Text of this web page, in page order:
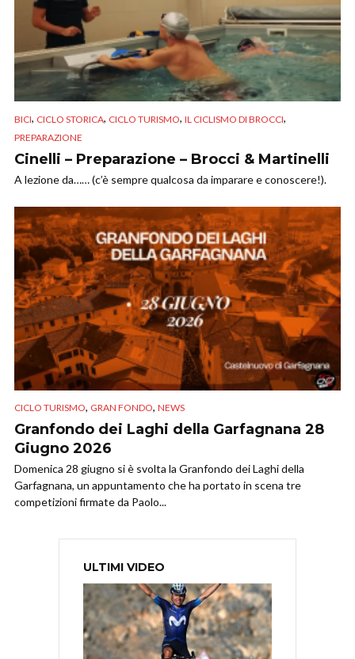
BICI, CICLO STORICA, CICLO TURISMO, IL CICLISMO DI BROCCI,
PREPARAZIONE
Cinelli – Preparazione – Brocci & Martinelli
A lezione da…… (c’è sempre qualcosa da imparare e conoscere!).
CICLO TURISMO, GRAN FONDO, NEWS
Granfondo dei Laghi della Garfagnana 28
Giugno 2026
Domenica 28 giugno si è svolta la Granfondo dei Laghi della
Garfagnana, un appuntamento che ha portato in scena tre
competizioni firmate da Paolo...
ULTIMI VIDEO